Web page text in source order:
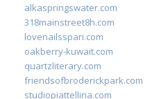
alkaspringswater.com
318mainstreet8h.com
lovenailsspari.com
oakberry-kuwait.com
quartzliterary.com
friendsofbroderickpark.com
studiopiattellina.com